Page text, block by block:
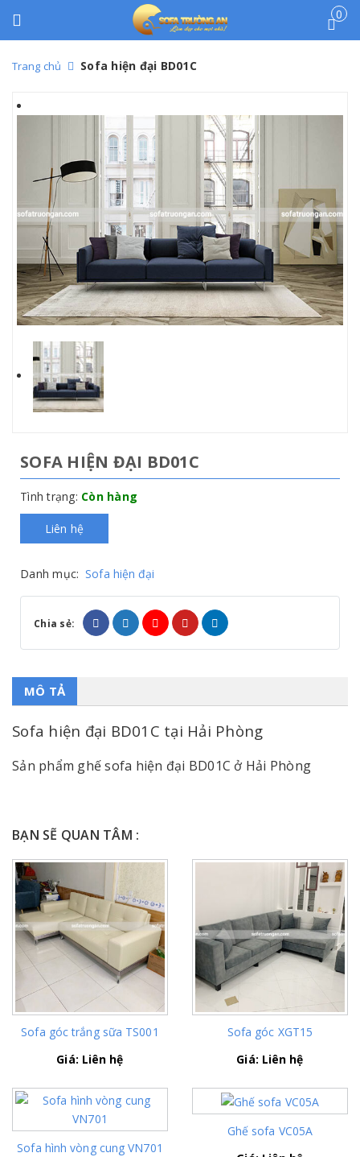
0
Trang chủ Sofa hiện đại BD01C
SOFA HIỆN ĐẠI BD01C
Tình trạng: Còn hàng
Liên hệ
Danh mục: Sofa hiện đại
Chia sẻ:
MÔ TẢ
Sofa hiện đại BD01C tại Hải Phòng
Sản phẩm ghế sofa hiện đại BD01C ở Hải Phòng
BẠN SẼ QUAN TÂM :
Sofa góc trắng sữa TS001
Giá: Liên hệ
Sofa góc XGT15
Giá: Liên hệ
Sofa hình vòng cung VN701
Ghế sofa VC05A